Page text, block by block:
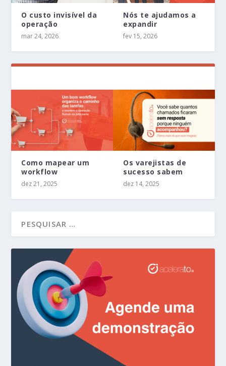
O custo invisível da
operação
mar 24, 2026
Nós te ajudamos a
expandir
fev 15, 2026
Como mapear um
workflow
dez 21, 2025
Os varejistas de
sucesso sabem
dez 14, 2025